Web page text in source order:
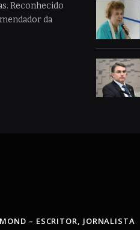
Reconhecido
da
– ESCRITOR, JORNALISTA